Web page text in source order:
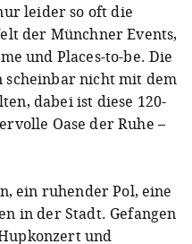
leider so oft die
der Münchner Events,
und Places-to-be. Die
scheinbar nicht mit dem
dabei ist diese 120-
Oase der Ruhe –
ein ruhender Pol, eine
in der Stadt. Gefangen
und